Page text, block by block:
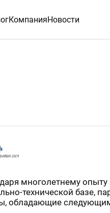
КомпанияНовости
многолетнему опыту
технической базе,
обладающие